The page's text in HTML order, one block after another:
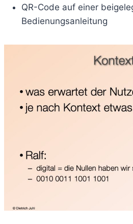
QR-Code auf einer
Bedienungsanleitung